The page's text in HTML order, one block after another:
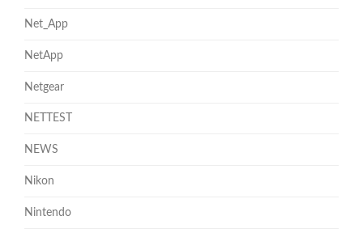
Net_App
NetApp
Netgear
NETTEST
NEWS
Nikon
Nintendo